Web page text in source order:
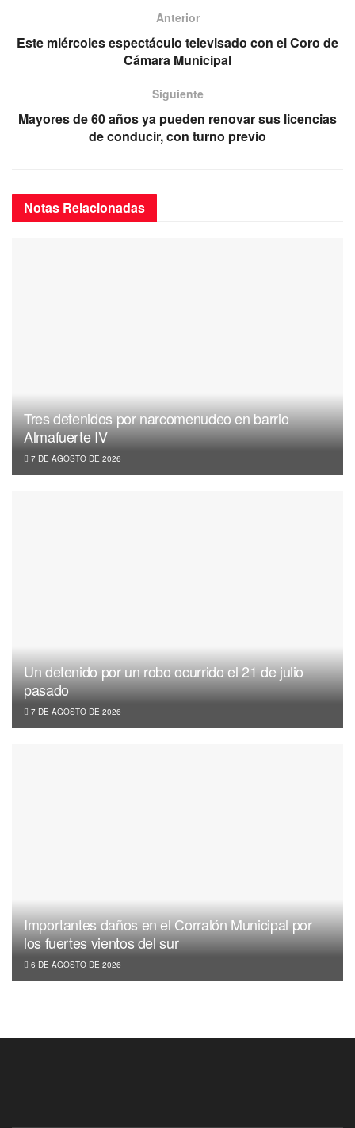
o p
p
a
m
Anterior
Este miércoles espectáculo televisado con el Coro de
Cámara Municipal
Siguiente
Mayores de 60 años ya pueden renovar sus licencias
de conducir, con turno previo
Notas Relacionadas
Tres detenidos por narcomenudeo en barrio
Almafuerte IV
7 DE AGOSTO DE 2026
Un detenido por un robo ocurrido el 21 de julio
pasado
7 DE AGOSTO DE 2026
Importantes daños en el Corralón Municipal por
los fuertes vientos del sur
6 DE AGOSTO DE 2026